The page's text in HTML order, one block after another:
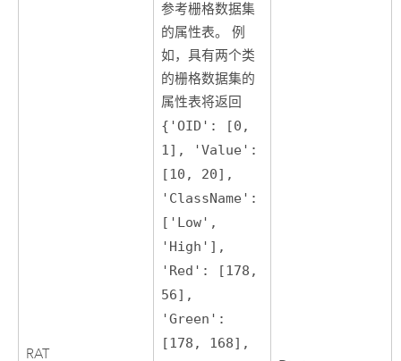
RAT
参考栅格数据集
的属性表。 例
如，具有两个类
的栅格数据集的
属性表将返回
{'OID': [0,
1], 'Value':
[10, 20],
'ClassName':
['Low',
'High'],
'Red': [178,
56],
'Green':
[178, 168],